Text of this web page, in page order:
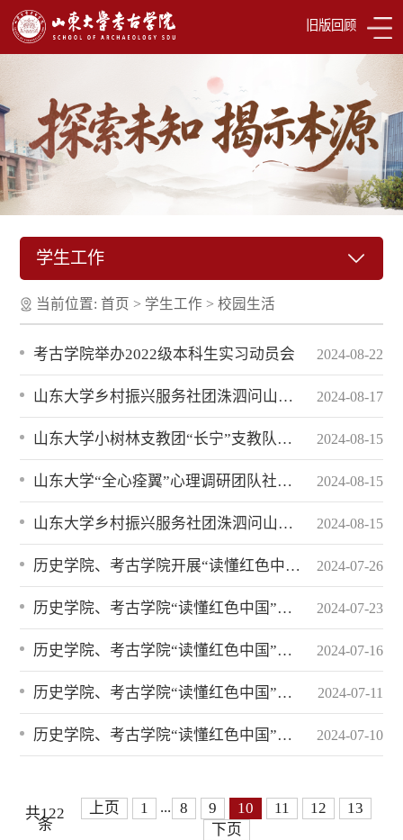
旧版回顾
学生工作
当前位置:首页 > 学生工作 >校园生活
考古学院举办2022级本科生实习动员会 2024-08-22
山东大学乡村振兴服务社团洙泗问山支教队支教调研活动圆满结束 2024-08-17
山东大学小树林支教团“长宁”支教队赴安徽省合肥市肥东县长临河学校中心小学开展支教活动开营仪式暨特色课程 2024-08-15
山东大学“全心痊翼”心理调研团队社会实践工作顺利开展 2024-08-15
山东大学乡村振兴服务社团洙泗问山支教队支教调研活动顺利开展 2024-08-15
历史学院、考古学院开展“读懂红色中国”暑期学校课程 2024-07-26
历史学院、考古学院“读懂红色中国”红色实践团队在威海开展研学活动 2024-07-23
历史学院、考古学院“读懂红色中国”红色实践团队赴威海文登、乳山开展研学活动 2024-07-16
历史学院、考古学院“读懂红色中国”红色实践团队赴威海荣成开展研学活动 2024-07-11
历史学院、考古学院“读懂红色中国”红色实践团队在威海刘公岛开展研学活动 2024-07-10
共122
条
上页 1 ... 8 9 10 11 12
13
下页